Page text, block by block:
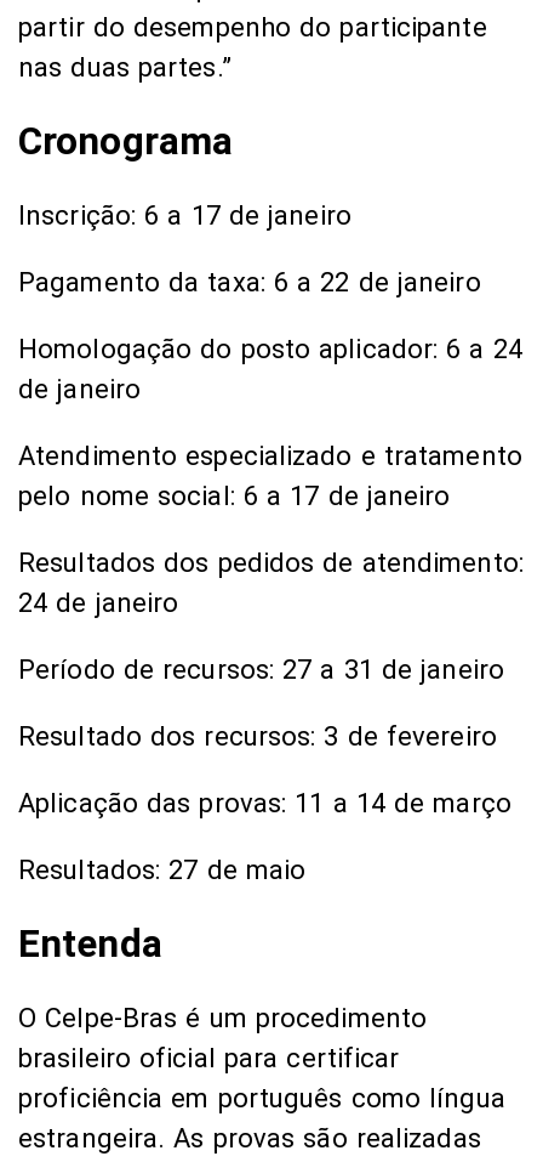
partir do desempenho do participante
nas duas partes.”
Cronograma
Inscrição: 6 a 17 de janeiro
Pagamento da taxa: 6 a 22 de janeiro
Homologação do posto aplicador: 6 a 24
de janeiro
Atendimento especializado e tratamento
pelo nome social: 6 a 17 de janeiro
Resultados dos pedidos de atendimento:
24 de janeiro
Período de recursos: 27 a 31 de janeiro
Resultado dos recursos: 3 de fevereiro
Aplicação das provas: 11 a 14 de março
Resultados: 27 de maio
Entenda
O Celpe-Bras é um procedimento
brasileiro oficial para certificar
proficiência em português como língua
estrangeira. As provas são realizadas